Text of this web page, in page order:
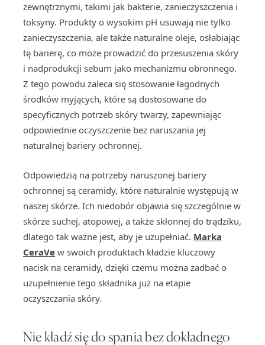
zewnętrznymi, takimi jak bakterie, zanieczyszczenia i
toksyny. Produkty o wysokim pH usuwają nie tylko
zanieczyszczenia, ale także naturalne oleje, osłabiając
tę barierę, co może prowadzić do przesuszenia skóry
i nadprodukcji sebum jako mechanizmu obronnego.
Z tego powodu zaleca się stosowanie łagodnych
środków myjących, które są dostosowane do
specyficznych potrzeb skóry twarzy, zapewniając
odpowiednie oczyszczenie bez naruszania jej
naturalnej bariery ochronnej.
Odpowiedzią na potrzeby naruszonej bariery
ochronnej są ceramidy, które naturalnie występują w
naszej skórze. Ich niedobór objawia się szczególnie w
skórze suchej, atopowej, a także skłonnej do trądziku,
dlatego tak ważne jest, aby je uzupełniać. Marka
CeraVe w swoich produktach kładzie kluczowy
nacisk na ceramidy, dzięki czemu można zadbać o
uzupełnienie tego składnika już na etapie
oczyszczania skóry.
Nie kładź się do spania bez dokładnego